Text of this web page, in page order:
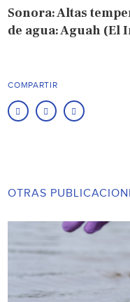
Sonora: Altas
de agua: Aguah (El
COMPARTIR
OTRAS